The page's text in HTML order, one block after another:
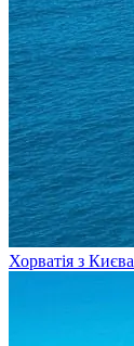
Хорватія з Києва